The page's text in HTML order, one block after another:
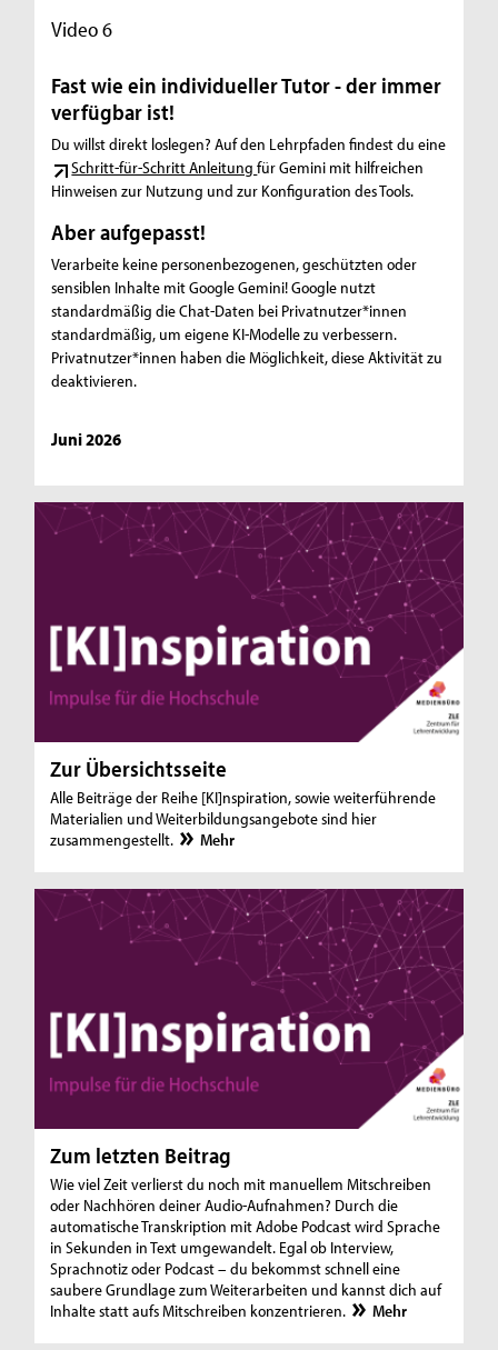
Video 6
Fast wie ein individueller Tutor - der immer
verfügbar ist!
Du willst direkt loslegen? Auf den Lehrpfaden findest du eine
Schritt-für-Schritt Anleitungfür Gemini mit hilfreichen
Hinweisen zur Nutzung und zur Konfiguration des Tools.
Aber aufgepasst!
Verarbeite keine personenbezogenen, geschützten oder
sensiblen Inhalte mit Google Gemini! Google nutzt
standardmäßig die Chat-Daten bei Privatnutzer*innen
standardmäßig, um eigene KI-Modelle zu verbessern.
Privatnutzer*innen haben die Möglichkeit, diese Aktivität zu
deaktivieren.
Juni 2026
Zur Übersichtsseite
Alle Beiträge der Reihe [KI]nspiration, sowie weiterführende
Materialien und Weiterbildungsangebote sind hier
zusammengestellt.
Mehr
Zum letzten Beitrag
Wie viel Zeit verlierst du noch mit manuellem Mitschreiben
oder Nachhören deiner Audio-Aufnahmen? Durch die
automatische Transkription mit Adobe Podcast wird Sprache
in Sekunden in Text umgewandelt. Egal ob Interview,
Sprachnotiz oder Podcast – du bekommst schnell eine
saubere Grundlage zum Weiterarbeiten und kannst dich auf
Inhalte statt aufs Mitschreiben konzentrieren.
Mehr